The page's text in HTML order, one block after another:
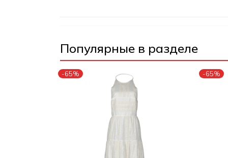
Популярные в разделе
-65% -65%